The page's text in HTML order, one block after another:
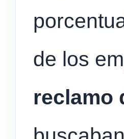
de los
reclamo